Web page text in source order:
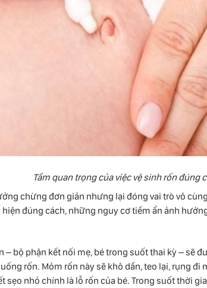
Tầm quan trọng của việc vệ sinh rốn đúng
chừng đơn giản nhưng lại đóng vai trò vô
đúng cách, những nguy cơ tiềm ẩn ảnh
– bộ phận kết nối mẹ, bé trong suốt thai kỳ – sẽ
rốn. Mỏm rốn này sẽ khô dần, teo lại, rụng
sẹo nhỏ chính là lỗ rốn của bé. Trong suốt thời